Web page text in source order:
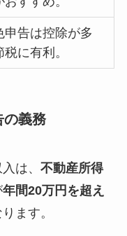
申告は控除が多
税に有利。
の義務
は、 不動産所得
年間20万円を超え
ます。